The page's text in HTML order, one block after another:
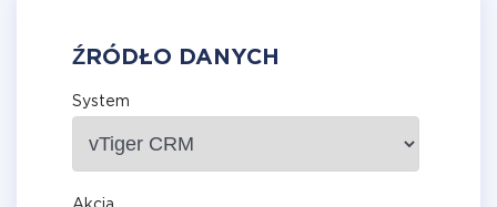
ŹRÓDŁO DANYCH
System